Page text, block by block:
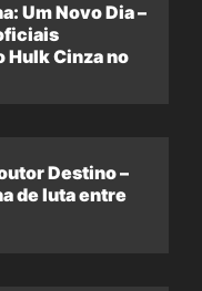
Um Novo Dia –
Hulk Cinza no
Destino –
de luta entre